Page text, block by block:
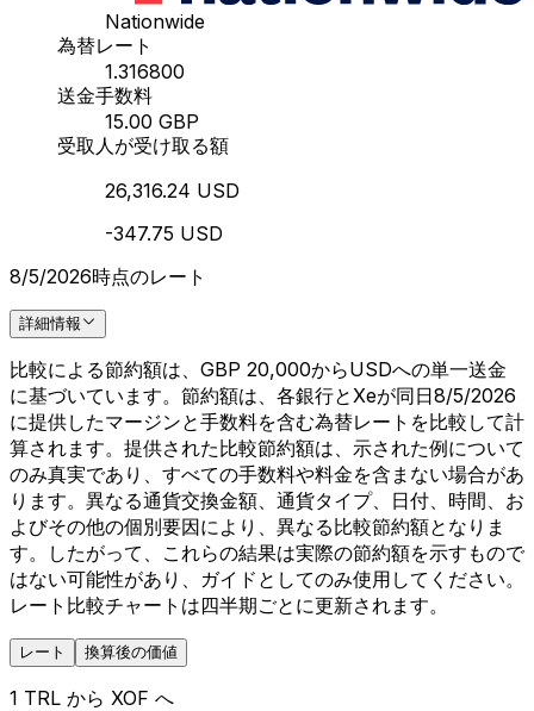
Nationwide
為替レート
1.316800
送金手数料
15.00 GBP
受取人が受け取る額
26,316.24 USD
-347.75 USD
8/5/2026時点のレート
詳細情報
比較による節約額は、GBP 20,000からUSDへの単一送金
に基づいています。節約額は、各銀行とXeが同日8/5/2026
に提供したマージンと手数料を含む為替レートを比較して計
算されます。提供された比較節約額は、示された例について
のみ真実であり、すべての手数料や料金を含まない場合があ
ります。異なる通貨交換金額、通貨タイプ、日付、時間、お
よびその他の個別要因により、異なる比較節約額となりま
す。したがって、これらの結果は実際の節約額を示すもので
はない可能性があり、ガイドとしてのみ使用してください。
レート比較チャートは四半期ごとに更新されます。
レート 換算後の価値
1 TRL から XOF へ